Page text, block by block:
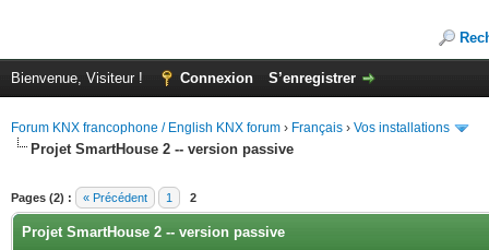
Bienvenue, Visiteur ! Connexion S’enregistrer
Forum KNX francophone / English KNX forum › Français › Vos installations
Projet SmartHouse 2 -- version passive
Pages (2) : « Précédent 1 2
Projet SmartHouse 2 -- version passive